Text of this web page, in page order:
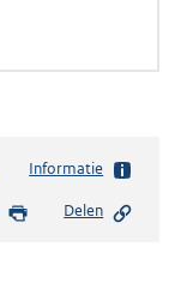
Informatie
Delen